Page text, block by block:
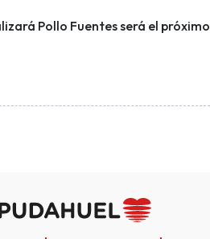
Pollo Fuentes será el próximo